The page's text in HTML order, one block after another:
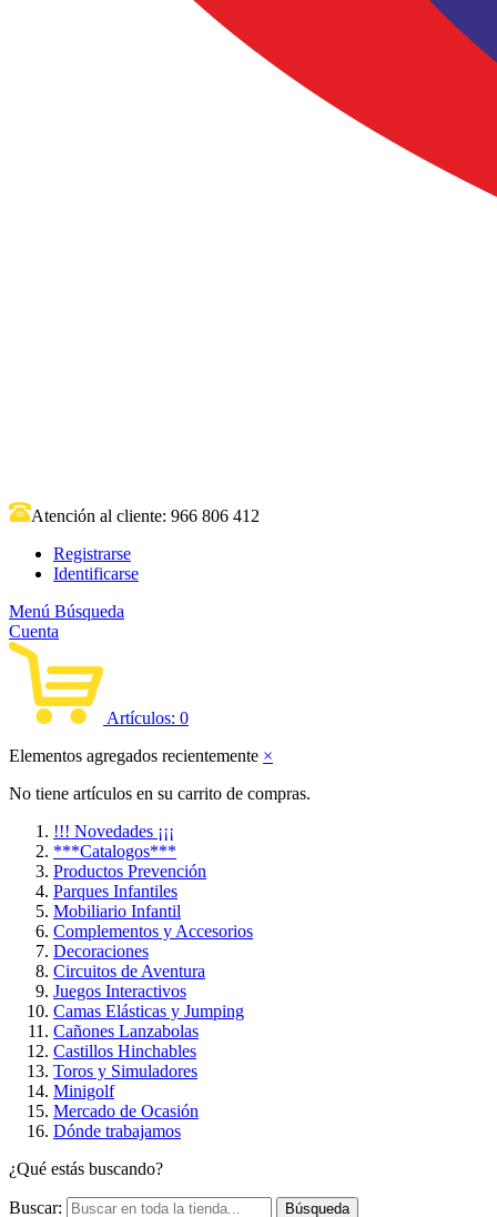
Atención al cliente: 966 806 412
Registrarse
Identificarse
Menú Búsqueda
Cuenta
Artículos: 0
Elementos agregados recientemente ×
No tiene artículos en su carrito de compras.
!!! Novedades ¡¡¡
***Catalogos***
Productos Prevención
Parques Infantiles
Mobiliario Infantil
Complementos y Accesorios
Decoraciones
Circuitos de Aventura
Juegos Interactivos
Camas Elásticas y Jumping
Cañones Lanzabolas
Castillos Hinchables
Toros y Simuladores
Minigolf
Mercado de Ocasión
Dónde trabajamos
¿Qué estás buscando?
Buscar: Búsqueda